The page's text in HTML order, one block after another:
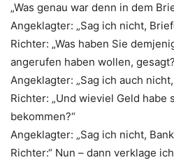
„Was genau war denn in dem
Angeklagter: „Sag ich nicht,
Richter: „Was haben Sie
angerufen haben wollen,
Angeklagter: „Sag ich auch
Richter: „Und wieviel Geld habe
bekommen?“
Angeklagter: „Sag ich nicht,
Richter:“ Nun – dann verklage